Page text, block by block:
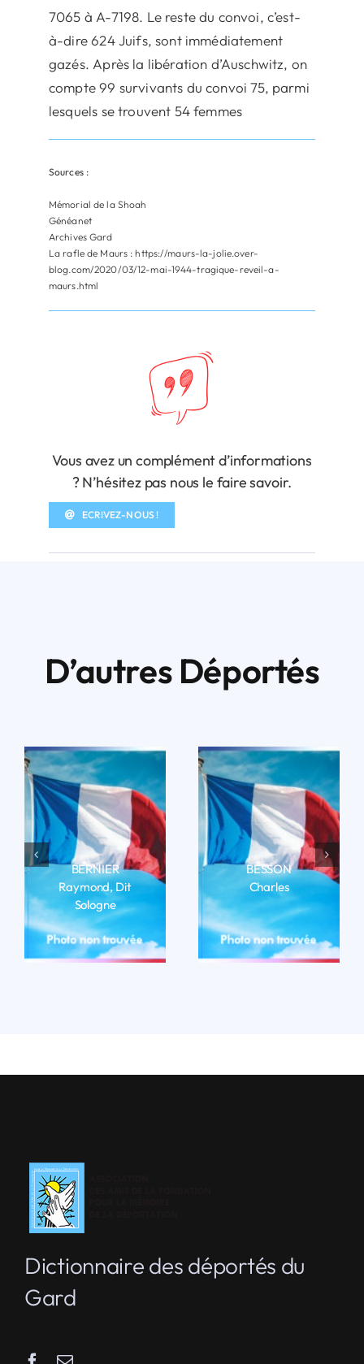
7065 à A-7198. Le reste du convoi, c’est-
à-dire 624 Juifs, sont immédiatement
gazés. Après la libération d’Auschwitz, on
compte 99 survivants du convoi 75, parmi
lesquels se trouvent 54 femmes
Sources :
Mémorial de la Shoah
Généanet
Archives Gard
La rafle de Maurs : https://maurs-la-jolie.over-
blog.com/2020/03/12-mai-1944-tragique-reveil-a-
maurs.html
Vous avez un complément d’informations
? N’hésitez pas nous le faire savoir.
ECRIVEZ-NOUS !
D’autres Déportés
BERNIER
Raymond, Dit
Sologne
LIRE LA BIO
BESSON
Charles
LIRE LA BIO
Dictionnaire des déportés du
Gard